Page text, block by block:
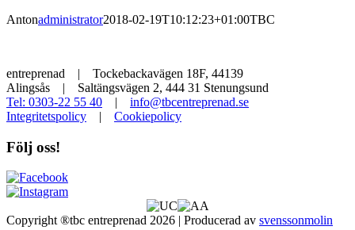
Antonadministrator2018-02-19T10:12:23+01:00TBC
entreprenad | Tockebackavägen 18F, 44139
Alingsås | Saltängsvägen 2, 444 31 Stenungsund
Tel: 0303-22 55 40 | info@tbcentreprenad.se
Integritetspolicy | Cookiepolicy
Följ oss!
Copyright ®tbc entreprenad 2026 | Producerad av svenssonmolin